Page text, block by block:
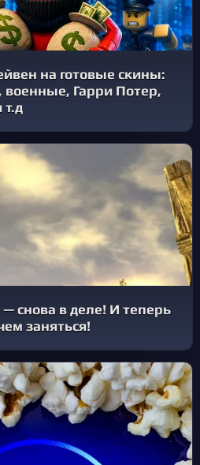
на готовые скины:
Гарри Потер,
снова в деле! И теперь
заняться!